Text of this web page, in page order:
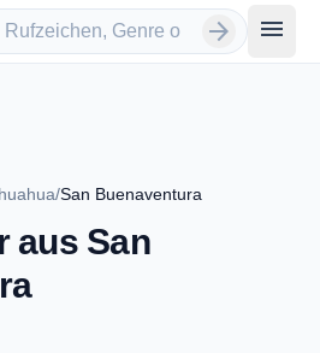
arrow_forward menu
/San Buenaventura
aus San